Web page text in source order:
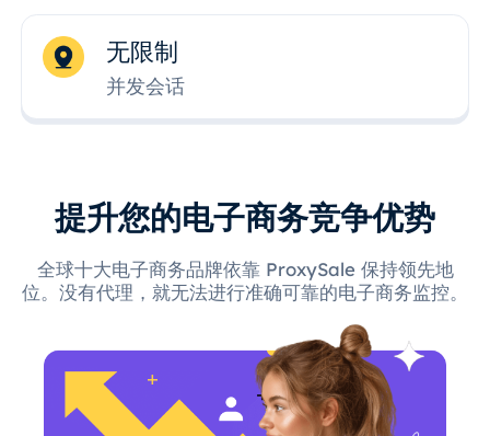
无限制
并发会话
提升您的电子商务竞争优势
全球十大电子商务品牌依靠 ProxySale 保持领先地
位。没有代理，就无法进行准确可靠的电子商务监控。